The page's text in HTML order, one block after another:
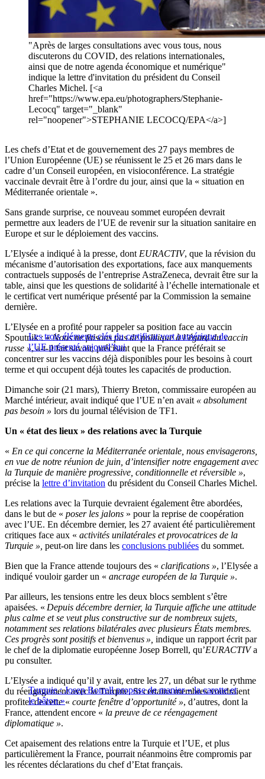
"Après de larges consultations avec vous tous, nous
discuterons du COVID, des relations internationales,
ainsi que de notre agenda économique et numérique"
indique la lettre d'invitation du président du Conseil
Charles Michel. [<a
href="https://www.epa.eu/photographers/Stephanie-
Lecocq" target="_blank"
rel="noopener">STEPHANIE LECOCQ/EPA</a>]
Les chefs d’Etat et de gouvernement des 27 pays membres de
l’Union Européenne (UE) se réunissent le 25 et 26 mars dans le
cadre d’un Conseil européen, en visioconférence. La stratégie
vaccinale devrait être à l’ordre du jour, ainsi que la « situation en
Méditerranée orientale ».
Sans grande surprise, ce nouveau sommet européen devrait
permettre aux leaders de l’UE de revenir sur la situation sanitaire en
Europe et sur le déploiement des vaccins.
L’Elysée a indiqué à la presse, dont EURACTIV, que la révision du
mécanisme d’autorisation des exportations, face aux manquements
contractuels supposés de l’entreprise AstraZeneca, devrait être sur la
table, ainsi que les questions de solidarité à l’échelle internationale et
le certificat vert numérique présenté par la Commission la semaine
dernière.
Les trois éléments clés du certificat vert numérique de
l’UE présenté aujourd’hui
L’Elysée en a profité pour rappeler sa position face au vaccin
Spoutnik : «Nous ne faisons pas de politique à l’égard du vaccin
russe », a-t-il fait savoir, précisant que la France préférait se
concentrer sur les vaccins déjà disponibles pour les besoins à court
terme et qui occupent déjà toutes les capacités de production.
Dimanche soir (21 mars), Thierry Breton, commissaire européen au
Marché intérieur, avait indiqué que l’UE n’en avait « absolument
pas besoin » lors du journal télévision de TF1.
Un « état des lieux » des relations avec la Turquie
« En ce qui concerne la Méditerranée orientale, nous envisagerons,
en vue de notre réunion de juin, d’intensifier notre engagement avec
la Turquie de manière progressive, conditionnelle et réversible »,
précise la lettre d’invitation du président du Conseil Charles Michel.
Les relations avec la Turquie devraient également être abordées,
dans le but de « poser les jalons » pour la reprise de coopération
avec l’UE. En décembre dernier, les 27 avaient été particulièrement
critiques face aux « activités unilatérales et provocatrices de la
Turquie », peut-on lire dans les conclusions publiées du sommet.
Bien que la France attende toujours des « clarifications », l’Elysée a
indiqué vouloir garder un « ancrage européen de la Turquie ».
Par ailleurs, les tensions entre les deux blocs semblent s’être
apaisées. « Depuis décembre dernier, la Turquie affiche une attitude
plus calme et se veut plus constructive sur de nombreux sujets,
notamment ses relations bilatérales avec plusieurs États membres.
Ces progrès sont positifs et bienvenus », indique un rapport écrit par
le chef de la diplomatie européenne Josep Borrell, qu’EURACTIVa
pu consulter.
Turquie : Josep Borrell propose de manier « la carotte et
le bâton »
L’Elysée a indiqué qu’il y avait, entre les 27, un débat sur le rythme
du réengagement avec la Turquie. Si certains membres voudraient
profiter de cette « courte fenêtre d’opportunité », d’autres, dont la
France, attendent encore « la preuve de ce réengagement
diplomatique ».
Cet apaisement des relations entre la Turquie et l’UE, et plus
particulièrement la France, pourrait néanmoins être compromis par
les récentes déclarations du chef d’Etat français.